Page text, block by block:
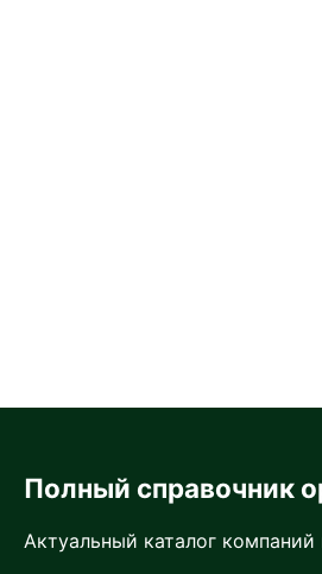
Полный справочник
Актуальный каталог